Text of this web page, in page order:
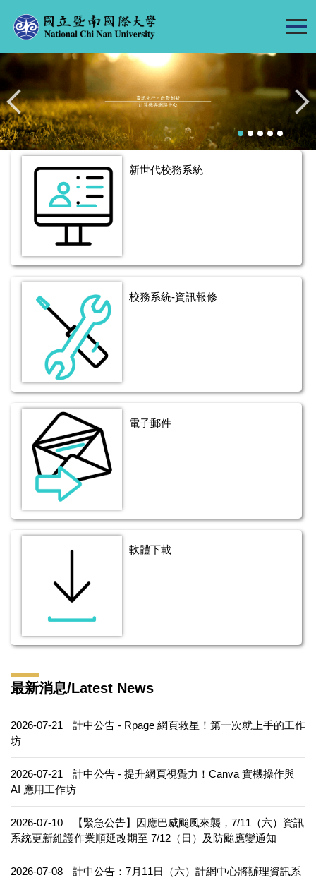
到
要
容
區
新世代校務系統
校務系統-資訊報修
電子郵件
軟體下載
最新消息/Latest News
2026-07-21
計中公告 - Rpage 網頁救星！第一次就上手的工作
坊
2026-07-21
計中公告 - 提升網頁視覺力！Canva 實機操作與
AI 應用工作坊
2026-07-10
【緊急公告】因應巴威颱風來襲，7/11（六）資訊
系統更新維護作業順延改期至 7/12（日）及防颱應變通知
2026-07-08
計中公告：7月11日（六）計網中心將辦理資訊系